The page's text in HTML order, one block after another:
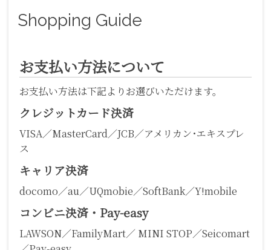
Shopping Guide
お支払い方法について
お支払い方法は下記よりお選びいただけます。
クレジットカード決済
VISA／MasterCard／JCB／アメリカン･エキスプレ
ス
キャリア決済
docomo／au／UQmobie／SoftBank／Y!mobile
コンビニ決済・Pay-easy
LAWSON／FamilyMart／ MINI STOP／Seicomart